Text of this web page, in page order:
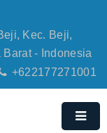
Kec. Beji,
- Indonesia
+622177271001